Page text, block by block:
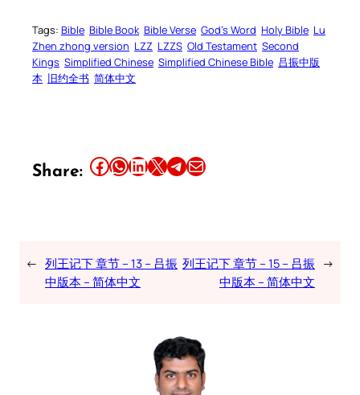
Tags: Bible Bible Book Bible Verse God’s Word Holy Bible Lu
Zhen zhong version LZZ LZZS Old Testament Second
Kings Simplified Chinese Simplified Chinese Bible 吕振中版
本 旧约全书 简体中文
Share: Share this article on Facebook Share this article on WhatsApp Share this article on LinkedIn Share this article on X Share this article on TelegramEmail this Article
← 列王记下 章节 – 13 – 吕振
中版本 – 简体中文
列王记下 章节 – 15 – 吕振
中版本 – 简体中文
→